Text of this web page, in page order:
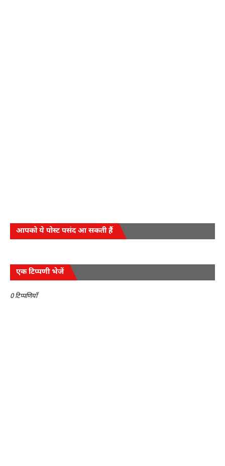
आपको ये पोस्ट पसंद आ सकती हैं
एक टिप्पणी भेजें
0 टिप्पणियाँ